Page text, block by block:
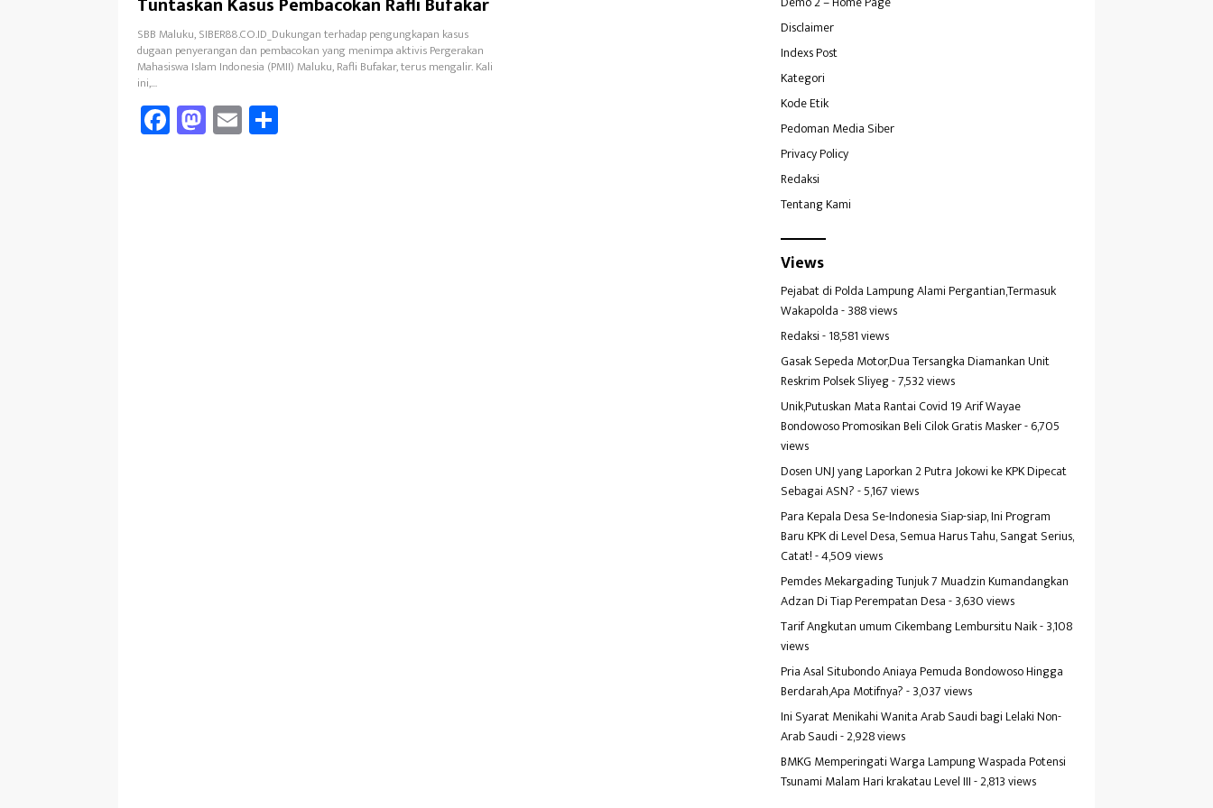
SBB Maluku, SIBER88.CO.ID_Dukungan terhadap pengungkapan kasus
dugaan penyerangan dan pembacokan yang menimpa aktivis Pergerakan
Mahasiswa Islam Indonesia (PMII) Maluku, Rafli Bufakar, terus mengalir. Kali
ini,…
Fa
ce
M
as
E
m
Disclaimer
Indexs Post
Kategori
Kode Etik
Pedoman Media Siber
Privacy Policy
Redaksi
Tentang Kami
Views
Pejabat di Polda Lampung Alami Pergantian,Termasuk
Wakapolda- 388 views
Redaksi- 18,581 views
Gasak Sepeda Motor,Dua Tersangka Diamankan Unit
Reskrim Polsek Sliyeg- 7,532 views
Unik,Putuskan Mata Rantai Covid 19 Arif Wayae
Bondowoso Promosikan Beli Cilok Gratis Masker- 6,705
views
Dosen UNJ yang Laporkan 2 Putra Jokowi ke KPK Dipecat
Sebagai ASN?- 5,167 views
Para Kepala Desa Se-Indonesia Siap-siap, Ini Program
Baru KPK di Level Desa, Semua Harus Tahu, Sangat Serius,
Catat!- 4,509 views
Pemdes Mekargading Tunjuk 7 Muadzin Kumandangkan
Adzan Di Tiap Perempatan Desa- 3,630 views
Tarif Angkutan umum Cikembang Lembursitu Naik- 3,108
views
Pria Asal Situbondo Aniaya Pemuda Bondowoso Hingga
Berdarah,Apa Motifnya?- 3,037 views
Ini Syarat Menikahi Wanita Arab Saudi bagi Lelaki Non-
Arab Saudi- 2,928 views
BMKG Memperingati Warga Lampung Waspada Potensi
Tsunami Malam Hari krakatau Level III- 2,813 views